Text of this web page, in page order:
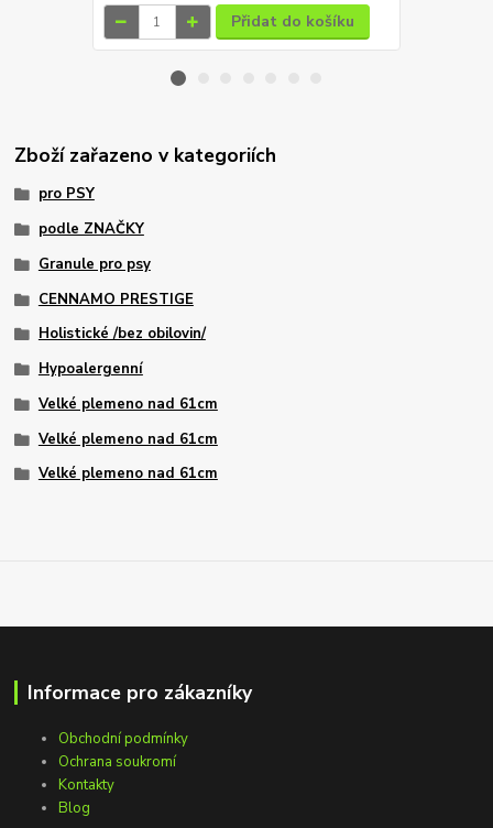
Přidat do košíku
Zboží zařazeno v kategoriích
pro PSY
podle ZNAČKY
Granule pro psy
CENNAMO PRESTIGE
Holistické /bez obilovin/
Hypoalergenní
Velké plemeno nad 61cm
Velké plemeno nad 61cm
Velké plemeno nad 61cm
Informace pro zákazníky
Obchodní podmínky
Ochrana soukromí
Kontakty
Blog